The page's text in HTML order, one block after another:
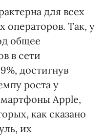
для всех
операторов. Так, у
общее
в сети
достигнув
роста у
Apple,
как сказано
их